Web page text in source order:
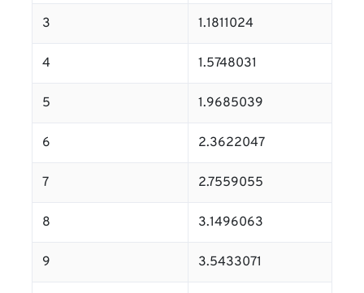
3 1.1811024
4 1.5748031
5 1.9685039
6 2.3622047
7 2.7559055
8 3.1496063
9 3.5433071